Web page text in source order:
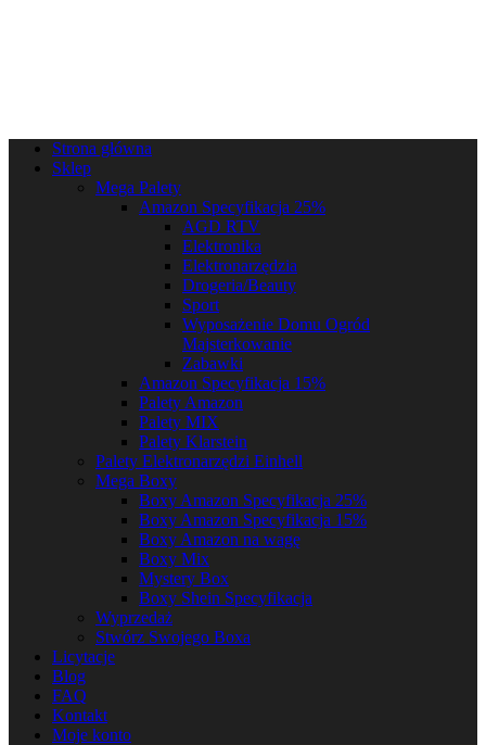
Strona główna
Sklep
Mega Palety
Amazon Specyfikacja 25%
AGD RTV
Elektronika
Elektronarzędzia
Drogeria/Beauty
Sport
Wyposażenie Domu Ogród
Majsterkowanie
Zabawki
Amazon Specyfikacja 15%
Palety Amazon
Palety MIX
Palety Klarstein
Palety Elektronarzędzi Einhell
Mega Boxy
Boxy Amazon Specyfikacja 25%
Boxy Amazon Specyfikacja 15%
Boxy Amazon na wagę
Boxy Mix
Mystery Box
Boxy Shein Specyfikacja
Wyprzedaż
Stwórz Swojego Boxa
Licytacje
Blog
FAQ
Kontakt
Moje konto